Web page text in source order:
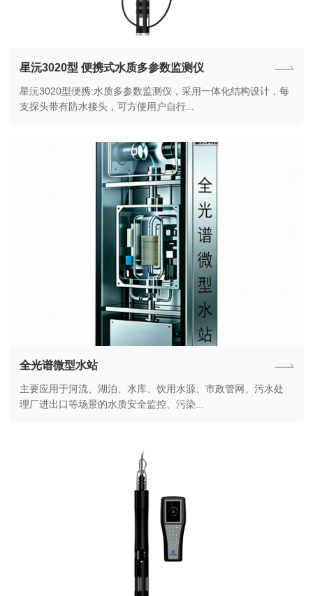
星沅3020型 便携式水质多参数监测仪
星沅3020型便携:水质多参数监测仪，采用一体化结构设计，每
支探头带有防水接头，可方便用户自行...
全光谱微型水站
主要应用于河流、湖泊、水库、饮用水源、市政管网、污水处
理厂进出口等场景的水质安全监控、污染...